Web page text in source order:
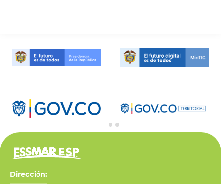
Dirección: